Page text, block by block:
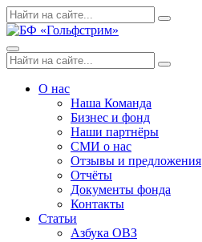
Skip
to
Поиск
по:
Search
Menu
Поиск
по:
Search
О нас
Наша Команда
Бизнес и фонд
Наши партнёры
СМИ о нас
Отзывы и предложения
Отчёты
Документы фонда
Контакты
Статьи
Азбука ОВЗ